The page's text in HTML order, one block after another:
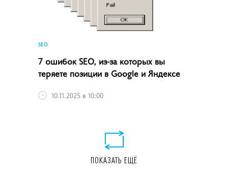
SEO
7 ошибок SEO, из-за которых вы
теряете позиции в Google и Яндексе
10.11.2025 в 10:00
ПОКАЗАТЬ ЕЩЁ